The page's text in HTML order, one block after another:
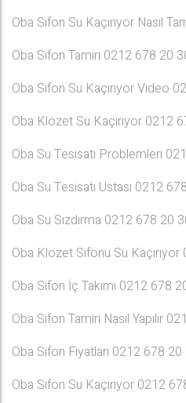
Oba Sifon Su Kaçırıyor Nasıl
Oba Sifon Tamiri 0212 678 20
Oba Sifon Su Kaçırıyor Video
Oba Klozet Su Kaçırıyor 0212
Oba Su Tesisatı Problemleri
Oba Su Tesisatı Ustası 0212
Oba Su Sızdırma 0212 678 20
Oba Klozet Sifonu Su
Oba Sifon İç Takımı 0212 678
Oba Sifon Tamiri Nasıl Yapılır
Oba Sifon Fiyatları 0212 678 20
Oba Sifon Su Kaçırıyor 0212